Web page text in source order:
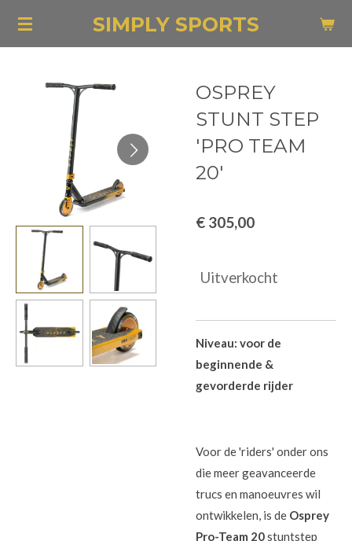
Ga
hoofdinhoud
SIMPLY SPORTS
OSPREY
STUNT STEP
'PRO TEAM
20'
€ 305,00
Uitverkocht
Niveau: voor de
beginnende &
gevorderde rijder
Voor de 'riders' onder ons
die meer geavanceerde
trucs en manoeuvres wil
ontwikkelen, is de Osprey
Pro-Team 20stuntstep